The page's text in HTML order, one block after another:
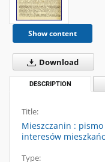
Show content
Download
DESCRIPTION
Title:
Mieszczanin :
interesów
Type: